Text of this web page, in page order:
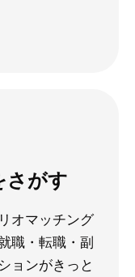
さがす
オマッチング
職・転職・副
ョンがきっと